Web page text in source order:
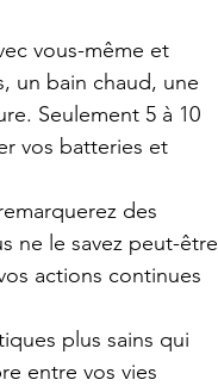
vous-même et
un bain chaud, une
Seulement 5 à 10
vos batteries et
des
ne le savez peut-être
actions continues
plus sains qui
entre vos vies